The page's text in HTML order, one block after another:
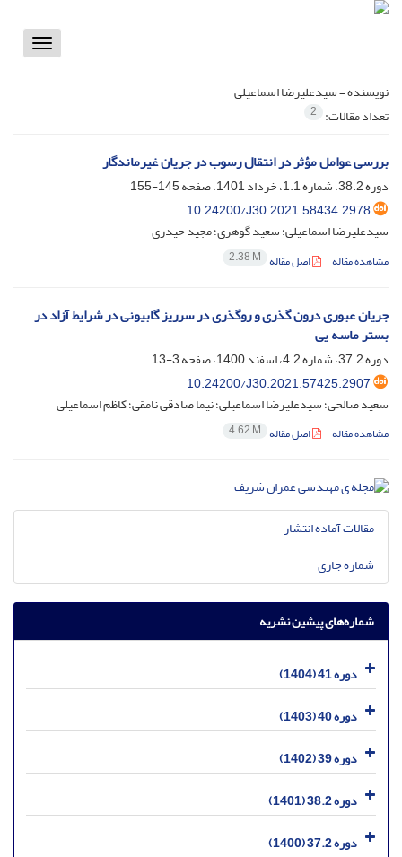
Toggle
نویسنده =سیدعلیرضا اسماعیلی
تعداد مقالات: 2
بررسی عوامل مؤثر در انتقال رسوب در جریان غیرماندگار
دوره 38.2، شماره 1.1، خرداد 1401، صفحه
145-155
10.24200/J30.2021.58434.2978
سیدعلیرضا اسماعیلی؛ سعید گوهری؛ مجید حیدری
مشاهده مقاله اصل مقاله 2.38 M
جریان عبوری درون گذری و روگذری در سرریز گابیونی در شرایط آزاد در
بستر ماسه یی
دوره 37.2، شماره 4.2، اسفند 1400، صفحه
3-13
10.24200/J30.2021.57425.2907
سعید صالحی؛ سیدعلیرضا اسماعیلی؛ نیما صادقی نامقی؛ کاظم اسماعیلی
مشاهده مقاله اصل مقاله 4.62 M
مقالات آماده انتشار
شماره جاری
شماره‌های پیشین نشریه
دوره 41 (1404)
دوره 40 (1403)
دوره 39 (1402)
دوره 38.2 (1401)
دوره 37.2 (1400)